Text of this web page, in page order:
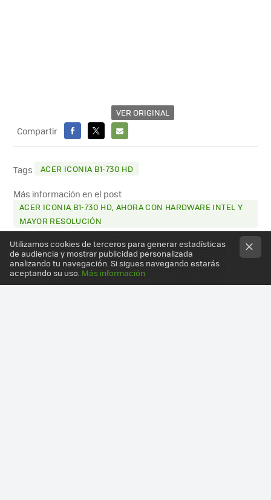
VER ORIGINAL
Compartir
FACEBOOK
X
E-
MAIL
Tags ACER ICONIA B1-730 HD
Más información en el post
ACER ICONIA B1-730 HD, AHORA CON HARDWARE INTEL Y
MAYOR RESOLUCIÓN
Utilizamos cookies de terceros para generar estadísticas
de audiencia y mostrar publicidad personalizada
analizando tu navegación. Si sigues navegando estarás
aceptando su uso. Más información